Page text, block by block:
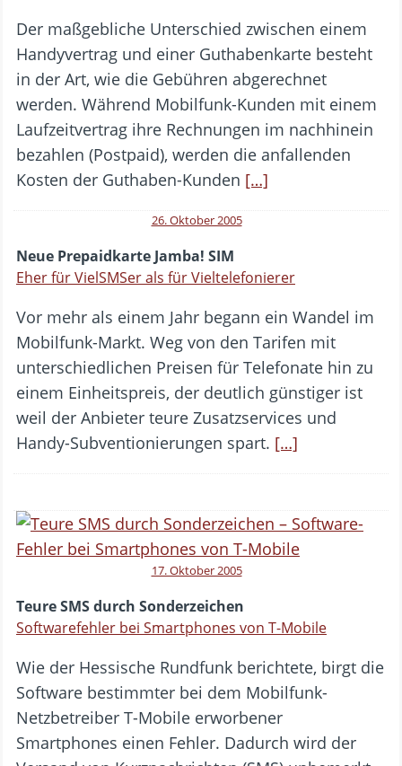
Der maßgebliche Unterschied zwischen einem
Handyvertrag und einer Guthabenkarte besteht
in der Art, wie die Gebühren abgerechnet
werden. Während Mobilfunk-Kunden mit einem
Laufzeitvertrag ihre Rechnungen im nachhinein
bezahlen (Postpaid), werden die anfallenden
Kosten der Guthaben-Kunden […]
26. Oktober 2005
Neue Prepaidkarte Jamba! SIM
Eher für VielSMSer als für Vieltelefonierer
Vor mehr als einem Jahr begann ein Wandel im
Mobilfunk-Markt. Weg von den Tarifen mit
unterschiedlichen Preisen für Telefonate hin zu
einem Einheitspreis, der deutlich günstiger ist
weil der Anbieter teure Zusatzservices und
Handy-Subventionierungen spart. […]
17. Oktober 2005
Teure SMS durch Sonderzeichen
Softwarefehler bei Smartphones von T-Mobile
Wie der Hessische Rundfunk berichtete, birgt die
Software bestimmter bei dem Mobilfunk-
Netzbetreiber T-Mobile erworbener
Smartphones einen Fehler. Dadurch wird der